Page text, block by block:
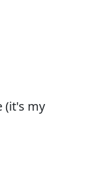
(it's my